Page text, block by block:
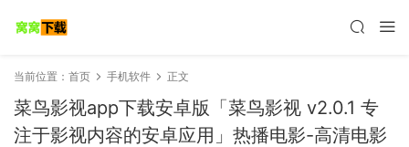
当前位置： 首页 手机软件 正文
菜鸟影视app下载安卓版「菜鸟影视 v2.0.1 专
注于影视内容的安卓应用」热播电影-高清电影